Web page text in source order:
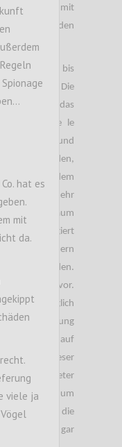
Zulieferer mit
Preise wurden
Wochen bis
warten. Die
auf das
Kunden. Vie le
aufgrund
dieser Kunden,
bei dem
nicht mehr
derzeit kaum
Sicht reagiert
Verbrauchern
werden.
als je zuvor.
wie möglich
Waren auf
dieser
Anbieter
werden um
da die
wenn gar
hat es
mit
da.
viele ja